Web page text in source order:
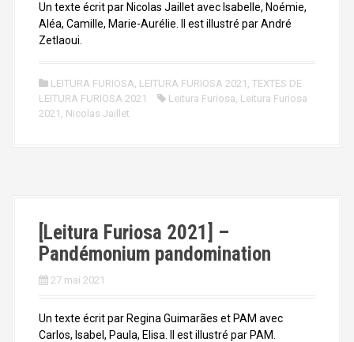
Un texte écrit par Nicolas Jaillet avec Isabelle, Noémie,
Aléa, Camille, Marie-Aurélie. Il est illustré par André
Zetlaoui.
LEITURA FURIOSA, LEITURA FURIOSA 2021 , TEXTES DE
LEITURA FURIOSA 2021
Leitura Furiosa, Leitura Furiosa
2021 , Nicolas Jaillet
[Leitura Furiosa 2021] –
Pandémonium pandomination
27 mai 2021
Un texte écrit par Regina Guimarães et PAM avec
Carlos, Isabel, Paula, Elisa. Il est illustré par PAM.